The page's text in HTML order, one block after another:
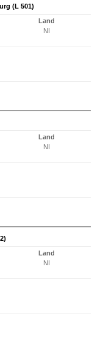
(L 501)
Land
NI
Land
NI
Land
NI